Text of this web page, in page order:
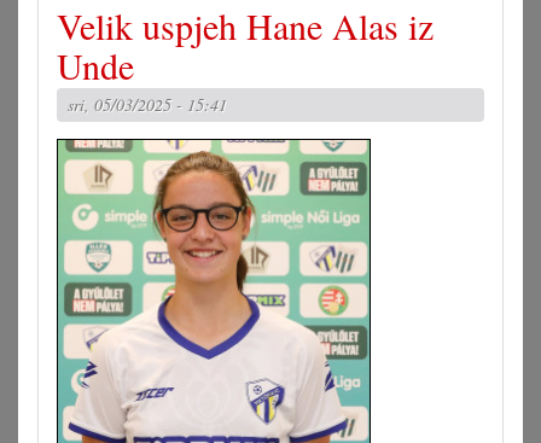
Velik uspjeh Hane Alas iz
Unde
sri, 05/03/2025 - 15:41